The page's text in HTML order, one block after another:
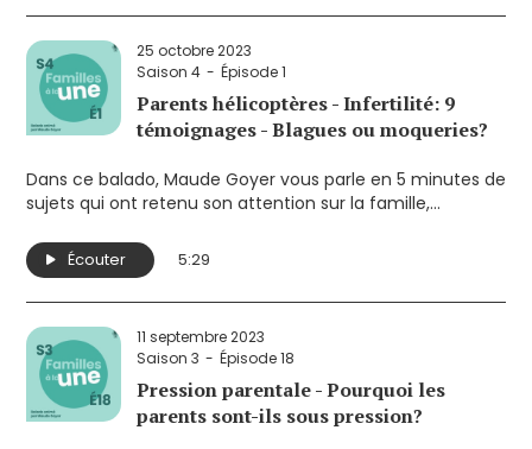
minutes de sujets qui ont retenu son attention sur la
famille, l’enfance et la parentalité. Elle souhaite ainsi
susciter la réflexion sur des enjeux qui touchent de près
les parents.
25 octobre 2023
Saison 4
Épisode 1
Parents hélicoptères - Infertilité: 9
témoignages - Blagues ou moqueries?
Dans ce balado, Maude Goyer vous parle en 5 minutes de
sujets qui ont retenu son attention sur la famille,
réflexion sur des enjeux qui touchent de près les parents.
Ses sujets cette semaine:
- Parents hélicoptères: une tendance au Québec?
- L'égo de l'infertilité: le parcours de 9 femmes en fertilité
- Vidéos de parents qui font des blagues à leurs enfants
Écouter 5:29
11 septembre 2023
Saison 3
Épisode 18
Pression parentale - Pourquoi les
parents sont-ils sous pression?